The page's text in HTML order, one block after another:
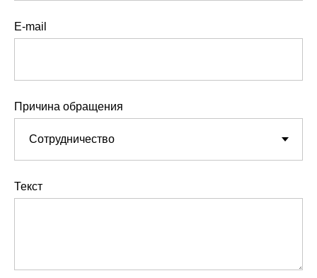
E-mail
Причина обращения
Текст